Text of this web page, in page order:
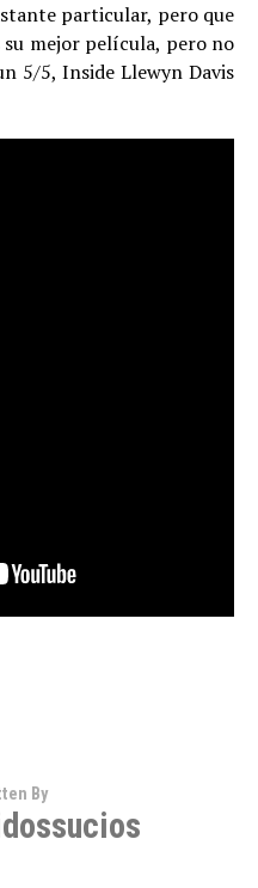
particular, pero que
mejor película, pero no
5/5, Inside Llewyn Davis
By